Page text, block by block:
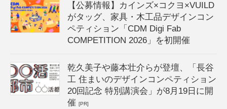
【公募情報】カインズ×コクヨ×VUILD
がタッグ、家具・木工品デザインコン
ペティション「CDM Digi Fab
COMPETITION 2026」を初開催
乾久美子や藤本壮介らが登壇、「長谷
工 住まいのデザインコンペティション
20回記念 特別講演会」が8月19日に開
催[PR]